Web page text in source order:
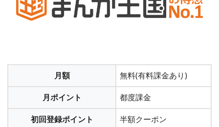
＞＞「U-NEXT」の無料トライアルに加入する
お客様情報を入力する
名前や生年月日、メールアドレス、パスワードなどを入力す
をクリックし、「次へ」をクリックし、同意して
解約します
月額 無料(有料課金あり)
月ポイント 都度課金
初回登録ポイント 半額クーポン